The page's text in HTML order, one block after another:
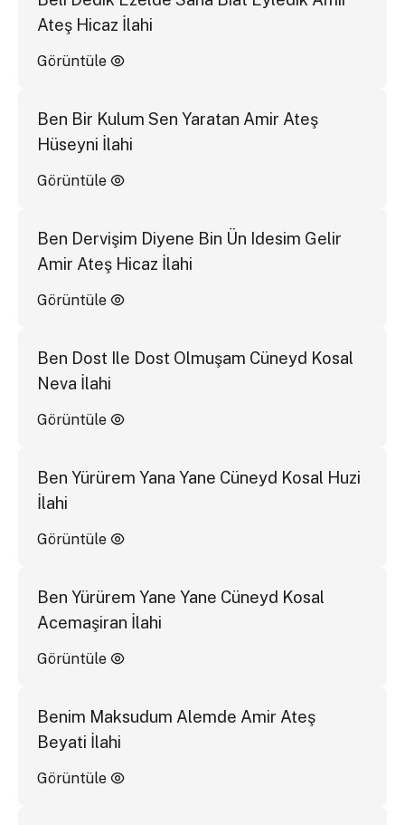
Ateş Hicaz İlahi
Görüntüle
Ben Bir Kulum Sen Yaratan Amir Ateş
Hüseyni İlahi
Görüntüle
Ben Dervişim Diyene Bin Ün Idesim Gelir
Amir Ateş Hicaz İlahi
Görüntüle
Ben Dost Ile Dost Olmuşam Cüneyd Kosal
Neva İlahi
Görüntüle
Ben Yürürem Yana Yane Cüneyd Kosal Huzi
İlahi
Görüntüle
Ben Yürürem Yane Yane Cüneyd Kosal
Acemaşiran İlahi
Görüntüle
Benim Maksudum Alemde Amir Ateş
Beyati İlahi
Görüntüle